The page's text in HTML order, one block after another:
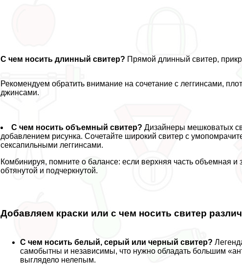
С чем носить длинный свитер? Прямой длинный свитер,
Рекомендуем обратить внимание на сочетание с леггинсами,
джинсами.
С чем носить объемный свитер? Дизайнеры мешковатых
добавлением рисунка. Сочетайте широкий свитер с
ceкcапильными леггинсами.
Комбинируя, помните о балансе: если верхняя часть объемная
обтянутой и подчеркнутой.
Добавляем краски или с чем носить свитер
С чем носить белый, серый или черный свитер?
самобытны и независимы, что нужно обладать большим
выглядело нелепым.